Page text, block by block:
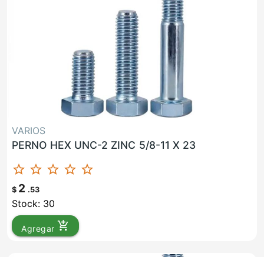
VARIOS
PERNO HEX UNC-2 ZINC 5/8-11 X 23
star_border star_border star_border star_border star_border
$ 2 .53
Stock: 30
Agregar add_shopping_cart